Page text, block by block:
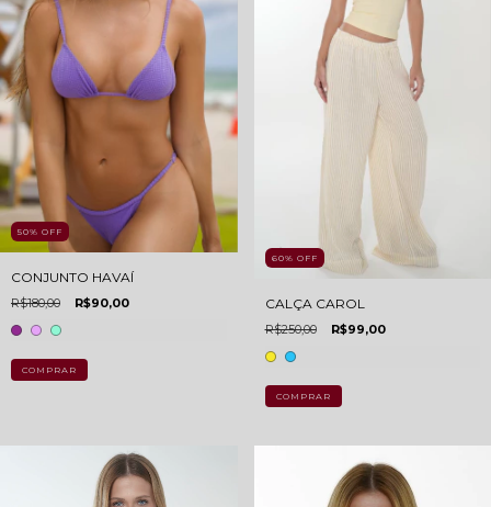
50% OFF
CONJUNTO HAVAÍ
R$180,00 R$90,00
COMPRAR
60% OFF
CALÇA CAROL
R$250,00 R$99,00
COMPRAR